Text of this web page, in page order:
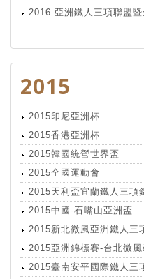
2016 亞洲鐵人三項聯盟
2015
2015印尼亞洲杯
2015香港亞洲杯
2015韓國統營世界盃
2015全國運動會
2015天利盃宜蘭鐵人三項
2015中國-石嘴山亞洲盃
2015新北微風亞洲鐵人三
2015亞洲錦標賽-台北微風
2015臺南安平國際鐵人三